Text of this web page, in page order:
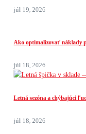
júl 19, 2026
Ako optimalizovať náklady
júl 18, 2026
Letná sezóna a chýbajúci
júl 18, 2026